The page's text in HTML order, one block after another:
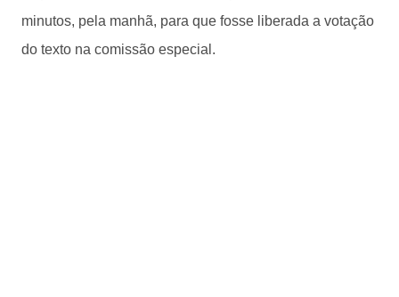
minutos, pela manhã, para que fosse liberada a votação
do texto na comissão especial.